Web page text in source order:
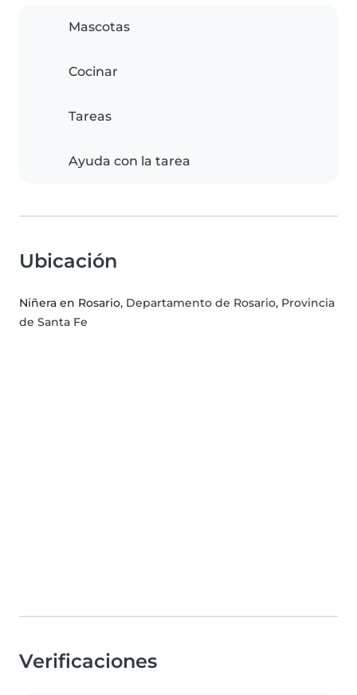
Mascotas
Cocinar
Tareas
Ayuda con la tarea
Ubicación
Niñera en Rosario, Departamento de Rosario, Provincia
de Santa Fe
Verificaciones